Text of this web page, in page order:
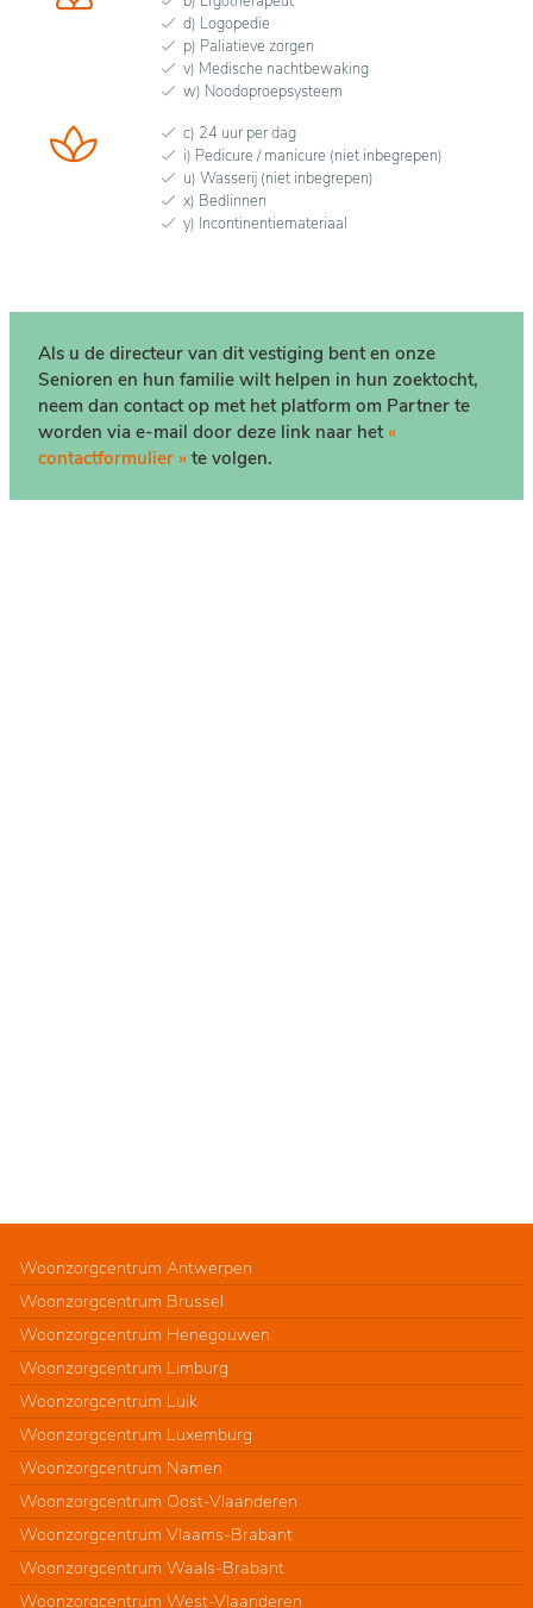
d) Logopedie
p) Paliatieve zorgen
v) Medische nachtbewaking
w) Noodoproepsysteem
c) 24 uur per dag
i) Pedicure / manicure (niet inbegrepen)
u) Wasserij (niet inbegrepen)
x) Bedlinnen
y) Incontinentiemateriaal
Als u de directeur van dit vestiging bent en onze
Senioren en hun familie wilt helpen in hun zoektocht,
neem dan contact op met het platform om Partner te
worden via e-mail door deze link naar het «
contactformulier » te volgen.
Woonzorgcentrum Antwerpen
Woonzorgcentrum Brussel
Woonzorgcentrum Henegouwen
Woonzorgcentrum Limburg
Woonzorgcentrum Luik
Woonzorgcentrum Luxemburg
Woonzorgcentrum Namen
Woonzorgcentrum Oost-Vlaanderen
Woonzorgcentrum Vlaams-Brabant
Woonzorgcentrum Waals-Brabant
Woonzorgcentrum West-Vlaanderen